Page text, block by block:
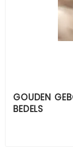
GOUDEN
BEDELS